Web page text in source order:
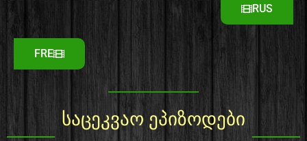
RUS
FRE
საცეკვაო ეპიზოდები